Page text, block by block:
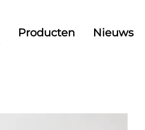
Producten Nieuws